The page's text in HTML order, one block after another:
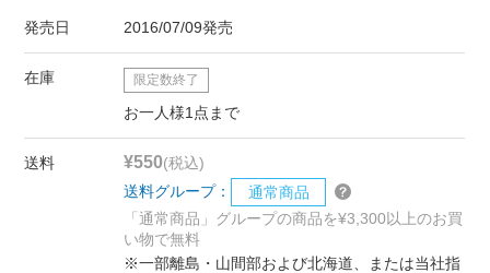
発売日 2016/07/09発売
在庫 限定数終了
お一人様1点まで
送料 ¥550(税込)
送料グループ：
通常商品
「通常商品」グループの商品を¥3,300以上のお買
い物で無料
※一部離島・山間部および北海道、または当社指